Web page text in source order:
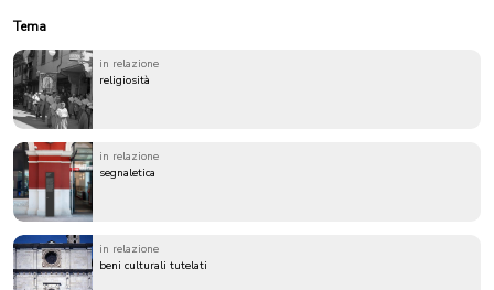
Tema
in relazione
religiosità
in relazione
segnaletica
in relazione
beni culturali tutelati